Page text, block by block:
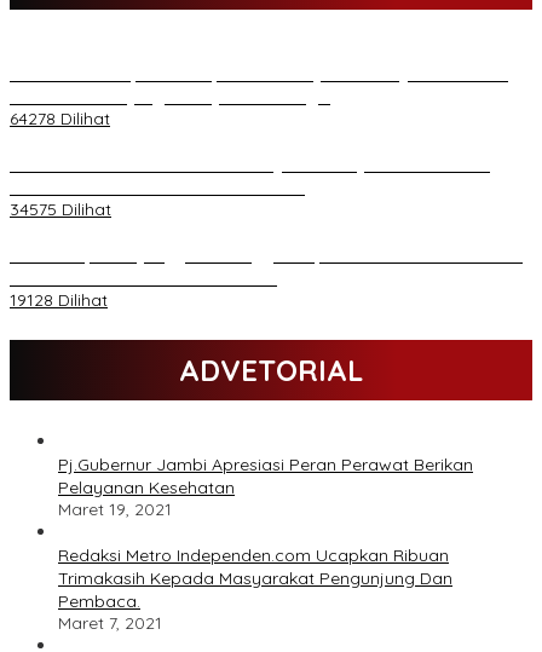
64278 Dilihat
34575 Dilihat
19128 Dilihat
ADVETORIAL
Pj.Gubernur Jambi Apresiasi Peran Perawat Berikan
Pelayanan Kesehatan
Maret 19, 2021
Redaksi Metro Independen.com Ucapkan Ribuan
Trimakasih Kepada Masyarakat Pengunjung Dan
Pembaca.
Maret 7, 2021